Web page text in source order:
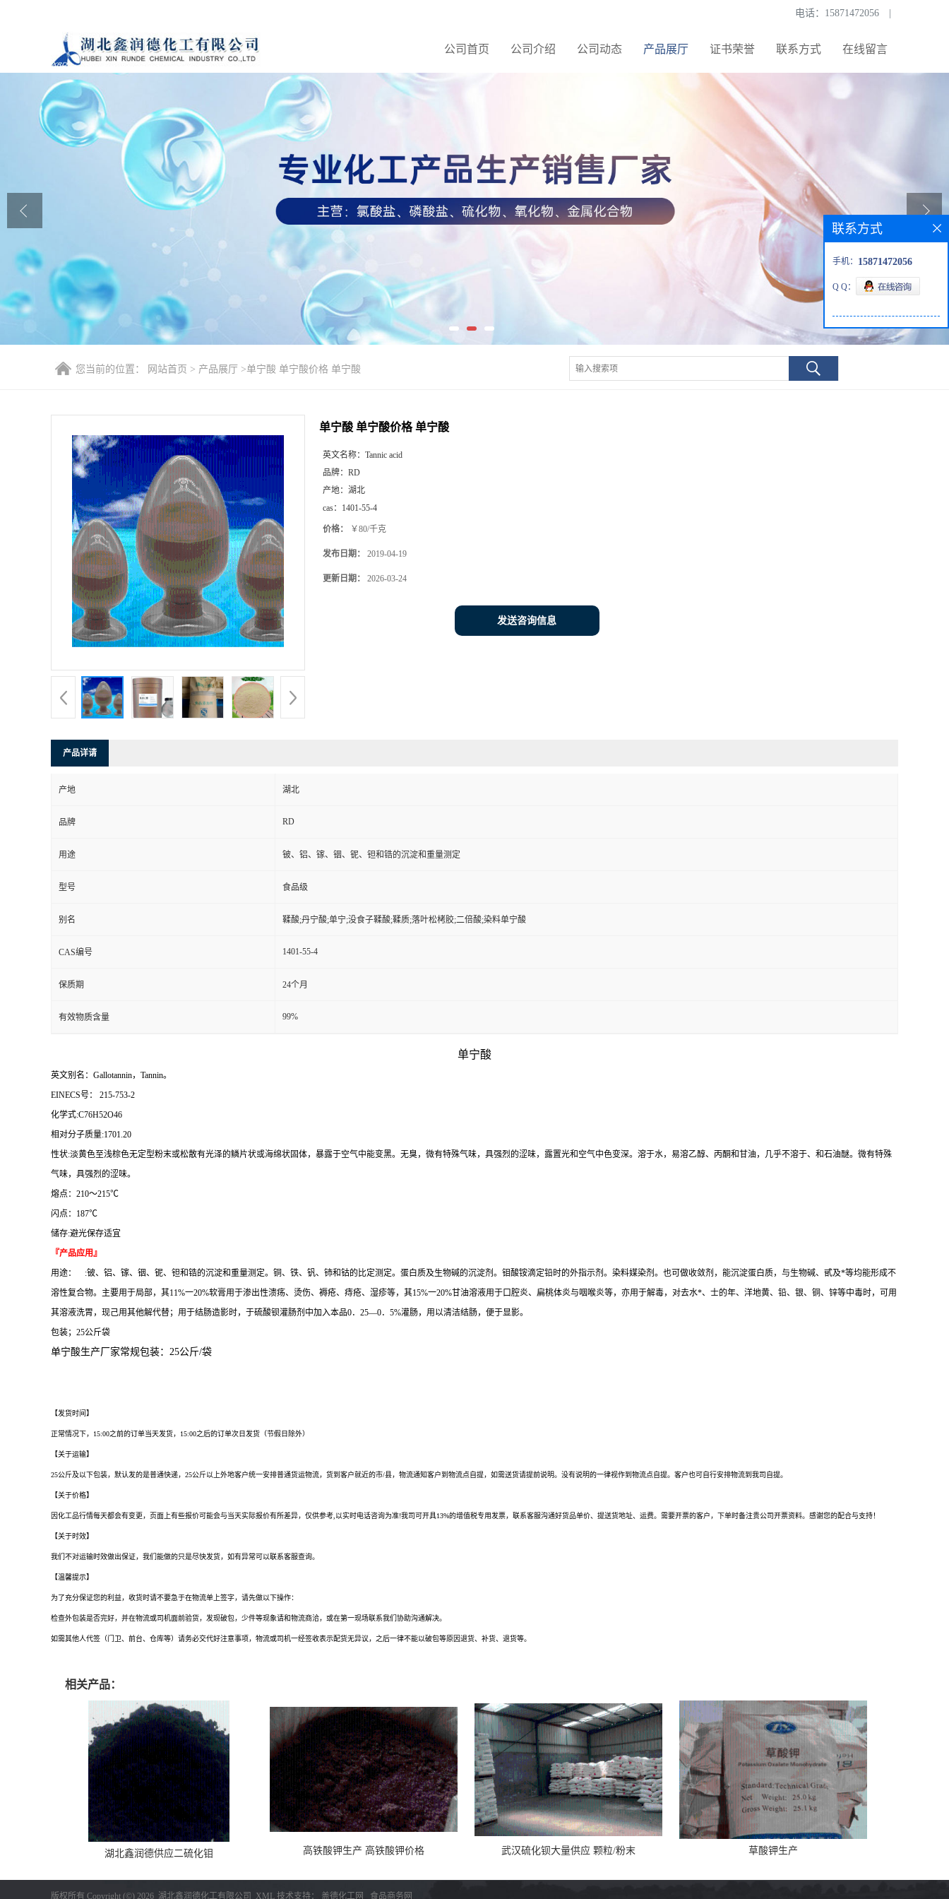
电话： 15871472056
公司首页 公司介绍 公司动态 产品展厅 证书荣誉 联系方式 在线留言
公司介绍
公司动态
产品展厅
联系方式
您当前的位置： 网站首页 > 产品展厅 >单宁酸 单宁酸价格 单宁酸
单宁酸 单宁酸价格 单宁酸
英文名称： Tannic acid
品牌： RD
产地： 湖北
cas： 1401-55-4
价格： ￥80/千克
发布日期： 2019-04-19
更新日期： 2026-03-24
发送咨询信息
产品详请
产地 湖北
品牌 RD
用途 铍、铝、镓、铟、铌、钽和锆的沉淀和重量测定
型号 食品级
别名 鞣酸;丹宁酸;单宁;没食子鞣酸;鞣质;落叶松栲胶;二倍酸;染料单宁酸
CAS编号 1401-55-4
保质期 24个月
有效物质含量 99%
单宁酸
英文别名：Gallotannin，Tannin。
EINECS号： 215-753-2
化学式:C76H52O46
相对分子质量:1701.20
性状:淡黄色至浅棕色无定型粉末或松散有光泽的鳞片状或海绵状固体，暴露于空气中能变黑。无臭，微有特殊气味，具强烈的涩味，露置光和空气中色变深。溶于水，易溶乙醇、丙酮和甘油，几乎不溶于、和石油醚。微有特殊
气味，具强烈的涩味。
熔点：210～215℃
闪点：187℃
储存:避光保存适宜
『产品应用』
用途： :铍、铝、镓、铟、铌、钽和锆的沉淀和重量测定。铜、铁、钒、铈和钴的比定测定。蛋白质及生物碱的沉淀剂。钼酸铵滴定铅时的外指示剂。染料媒染剂。也可做收敛剂，能沉淀蛋白质，与生物碱、甙及*等均能形成不
溶性复合物。主要用于局部，其11%一20%软膏用于渗出性溃疡、烫伤、褥疮、痔疮、湿疹等，其15%一20%甘油溶液用于口腔炎、扁桃体炎与咽喉炎等，亦用于解毒，对去水*、士的年、洋地黄、铅、银、铜、锌等中毒时，可用
其溶液洗胃，现己用其他解代替；用于结肠造影时，于硫酸钡灌肠剂中加入本品0．25—0．5%灌肠，用以清洁结肠，便于显影。
包装；25公斤袋
单宁酸生产厂家常规包装：25公斤/袋
【发货时间】
正常情况下，15:00之前的订单当天发货，15:00之后的订单次日发货（节假日除外）
【关于运输】
25公斤及以下包装，默认发的是普通快递，25公斤以上外地客户统一安排普通货运物流，货到客户就近的市/县，物流通知客户到物流点自提，如需送货请提前说明。没有说明的一律视作到物流点自提。客户也可自行安排物流到我司自提。
【关于价格】
因化工品行情每天都会有变更，页面上有些报价可能会与当天实际报价有所差异，仅供参考,以实时电话咨询为准!我司可开具13%的增值税专用发票，联系客服沟通好货品单价、提送货地址、运费。需要开票的客户，下单时备注贵公司开票资料。感谢您的配合与支持！
【关于时效】
我们不对运输时效做出保证，我们能做的只是尽快发货，如有异常可以联系客服查询。
【温馨提示】
为了充分保证您的利益，收货时请不要急于在物流单上签字，请先做以下操作：
检查外包装是否完好，并在物流或司机面前验货，发现破包，少件等现象请和物流商洽，或在第一现场联系我们协助沟通解决。
如需其他人代签（门卫、前台、仓库等）请务必交代好注意事项，物流或司机一经签收表示配货无异议，之后一律不能以破包等原因退货、补货、退货等。
相关产品：
湖北鑫润德供应二硫化钼 高铁酸钾生产 高铁酸钾价格 武汉硫化钡大量供应 颗粒/粉末 草酸钾生产
联系方式
手机： 15871472056
Q Q：
版权所有 Copyright (©) 2026 湖北鑫润德化工有限公司 XML 技术支持： 盖德化工网 食品商务网